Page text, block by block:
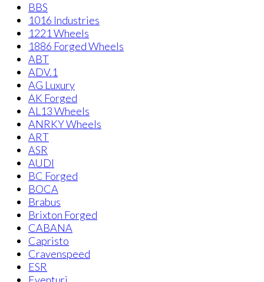
BBS
1016 Industries
1221 Wheels
1886 Forged Wheels
ABT
ADV.1
AG Luxury
AK Forged
AL13 Wheels
ANRKY Wheels
ART
ASR
AUDI
BC Forged
BOCA
Brabus
Brixton Forged
CABANA
Capristo
Cravenspeed
ESR